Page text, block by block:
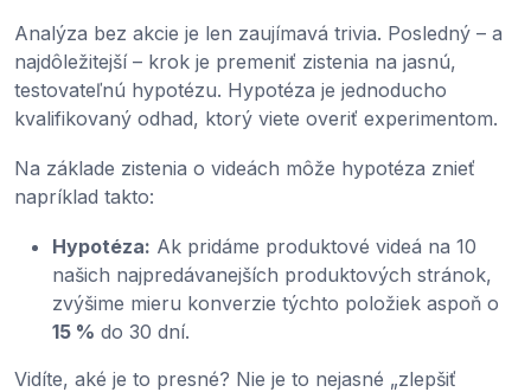
Analýza bez akcie je len zaujímavá trivia. Posledný – a
najdôležitejší – krok je premeniť zistenia na jasnú,
testovateľnú hypotézu. Hypotéza je jednoducho
kvalifikovaný odhad, ktorý viete overiť experimentom.
Na základe zistenia o videách môže hypotéza znieť
napríklad takto:
Hypotéza: Ak pridáme produktové videá na 10
našich najpredávanejších produktových stránok,
zvýšime mieru konverzie týchto položiek aspoň o
15 % do 30 dní.
Vidíte, aké je to presné? Nie je to nejasné „zlepšiť